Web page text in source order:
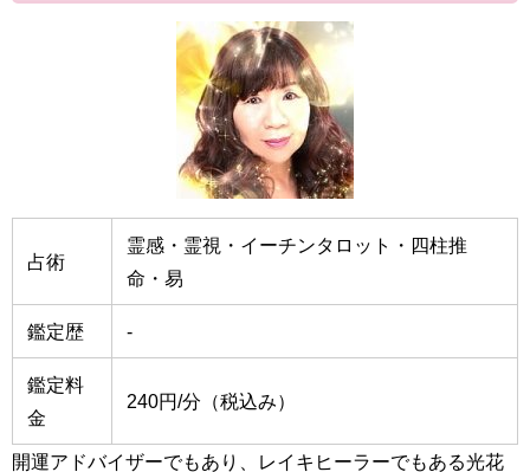
占術
霊感・霊視・イーチンタロット・四柱推
命・易
鑑定歴 -
鑑定料
金
240円/分（税込み）
開運アドバイザーでもあり、レイキヒーラーでもある光花